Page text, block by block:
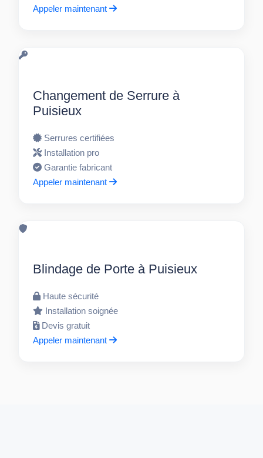
Appeler maintenant
Changement de Serrure à
Puisieux
Serrures certifiées
Installation pro
Garantie fabricant
Appeler maintenant
Blindage de Porte à Puisieux
Haute sécurité
Installation soignée
Devis gratuit
Appeler maintenant